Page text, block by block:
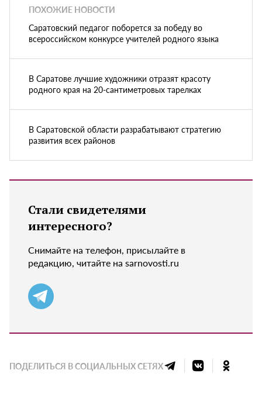
ПОХОЖИЕ НОВОСТИ
Саратовский педагог поборется за победу во
всероссийском конкурсе учителей родного языка
В Саратове лучшие художники отразят красоту
родного края на 20-сантиметровых тарелках
В Саратовской области разрабатывают стратегию
развития всех районов
Стали свидетелями
интересного?
Снимайте на телефон, присылайте в
редакцию, читайте на sarnovosti.ru
ПОДЕЛИТЬСЯ В СОЦИАЛЬНЫХ СЕТЯХ